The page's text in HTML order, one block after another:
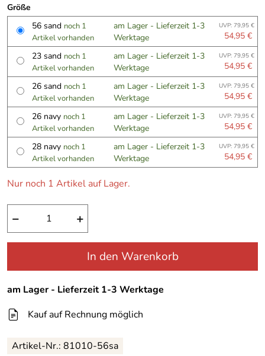
Größe
56 sand noch 1
Artikel vorhanden
am Lager - Lieferzeit 1-3
Werktage
UVP: 79,95 €
54,95 €
23 sand noch 1
Artikel vorhanden
am Lager - Lieferzeit 1-3
Werktage
UVP: 79,95 €
54,95 €
26 sand noch 1
Artikel vorhanden
am Lager - Lieferzeit 1-3
Werktage
UVP: 79,95 €
54,95 €
26 navy noch 1
Artikel vorhanden
am Lager - Lieferzeit 1-3
Werktage
UVP: 79,95 €
54,95 €
28 navy noch 1
Artikel vorhanden
am Lager - Lieferzeit 1-3
Werktage
UVP: 79,95 €
54,95 €
Nur noch 1 Artikel auf Lager.
− +
In den Warenkorb
am Lager - Lieferzeit 1-3 Werktage
Kauf auf Rechnung möglich
Artikel-Nr.: 81010-56sa